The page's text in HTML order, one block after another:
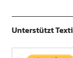
Unterstützt